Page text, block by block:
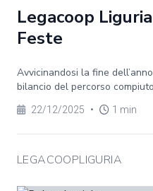
Legacoop
Feste
Avvicinandosi la fine
bilancio del percorso
22/12/2025 • 1 min
LEGACOOPLIGURIA